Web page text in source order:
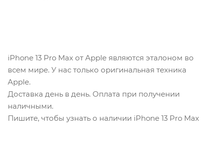
iPhone 13 Pro Max от Apple являются эталоном во
всем мире. У нас только оригинальная техника
Apple.
Доставка день в день. Оплата при получении
наличными.
Пишите, чтобы узнать о наличии iPhone 13 Pro Max